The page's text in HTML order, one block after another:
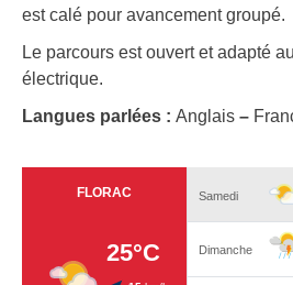
est calé pour avancement groupé.
Le parcours est ouvert et adapté
électrique.
Langues parlées : Anglais –